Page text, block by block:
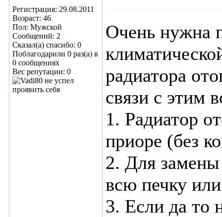
Регистрация: 29.08.2011
Возраст: 46
Пол: Мужской
Сообщений: 2
Сказал(а) спасибо: 0
Поблагодарили 0 раз(а) в
0 сообщениях
Вес репутации: 0
Очень нужна
радиатора
связи с этим
1. Радиатор
приоре (без
2. Для замены
всю печку
3. Если да то